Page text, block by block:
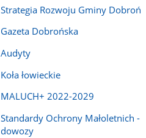
Strategia Rozwoju Gminy Dobroń
Gazeta Dobrońska
Audyty
Koła łowieckie
MALUCH+ 2022-2029
Standardy Ochrony Małoletnich -
dowozy